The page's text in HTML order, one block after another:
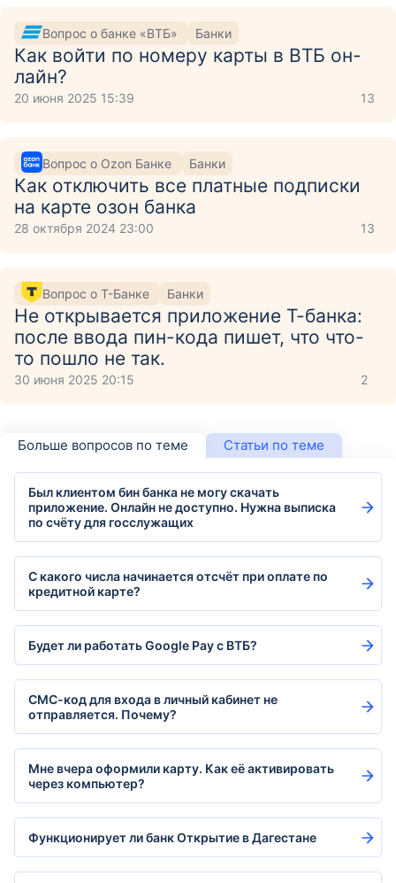
Вопрос о банке «ВТБ» Банки
Как войти по номеру карты в ВТБ он-
лайн?
20 июня 2025 15:39 13
Вопрос о Ozon Банке Банки
Как отключить все платные подписки
на карте озон банка
28 октября 2024 23:00 13
Вопрос о Т-Банке Банки
Не открывается приложение Т-банка:
после ввода пин-кода пишет, что что-
то пошло не так.
30 июня 2025 20:15 2
Больше вопросов по теме Статьи по теме
Был клиентом бин банка не могу скачать
приложение. Онлайн не доступно. Нужна выписка
по счёту для госслужащих
С какого числа начинается отсчёт при оплате по
кредитной карте?
Будет ли работать Google Pay с ВТБ?
СМС-код для входа в личный кабинет не
отправляется. Почему?
Мне вчера оформили карту. Как её активировать
через компьютер?
Функционирует ли банк Открытие в Дагестане